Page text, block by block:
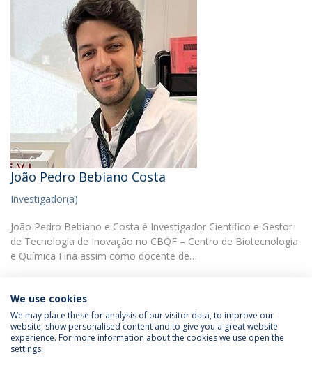
João Pedro Bebiano Costa
Investigador(a)
João Pedro Bebiano e Costa é Investigador Científico e Gestor
de Tecnologia de Inovação no CBQF – Centro de Biotecnologia
e Química Fina assim como docente de…
Política de Privacidade
Termos & Condições
We use cookies
We may place these for analysis of our visitor data, to improve our
website, show personalised content and to give you a great website
experience. For more information about the cookies we use open the
settings.